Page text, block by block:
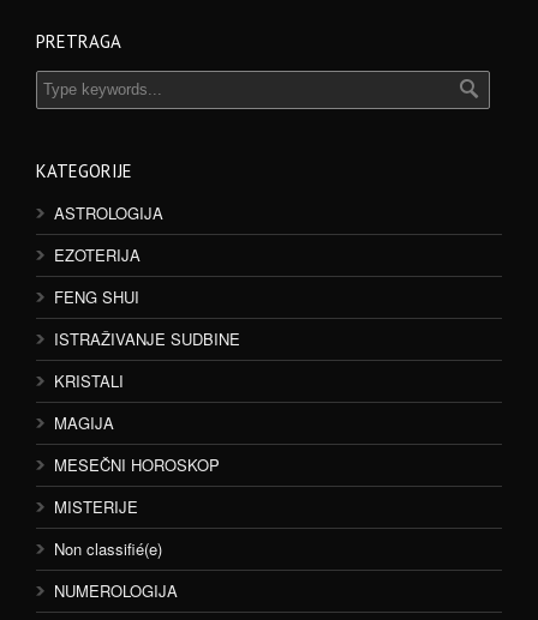
PRETRAGA
KATEGORIJE
ASTROLOGIJA
EZOTERIJA
FENG SHUI
ISTRAŽIVANJE SUDBINE
KRISTALI
MAGIJA
MESEČNI HOROSKOP
MISTERIJE
Non classifié(e)
NUMEROLOGIJA